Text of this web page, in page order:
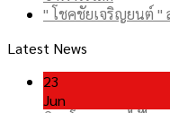
" โชคชัยเจริญยนต์ "
Latest News
23
Jun